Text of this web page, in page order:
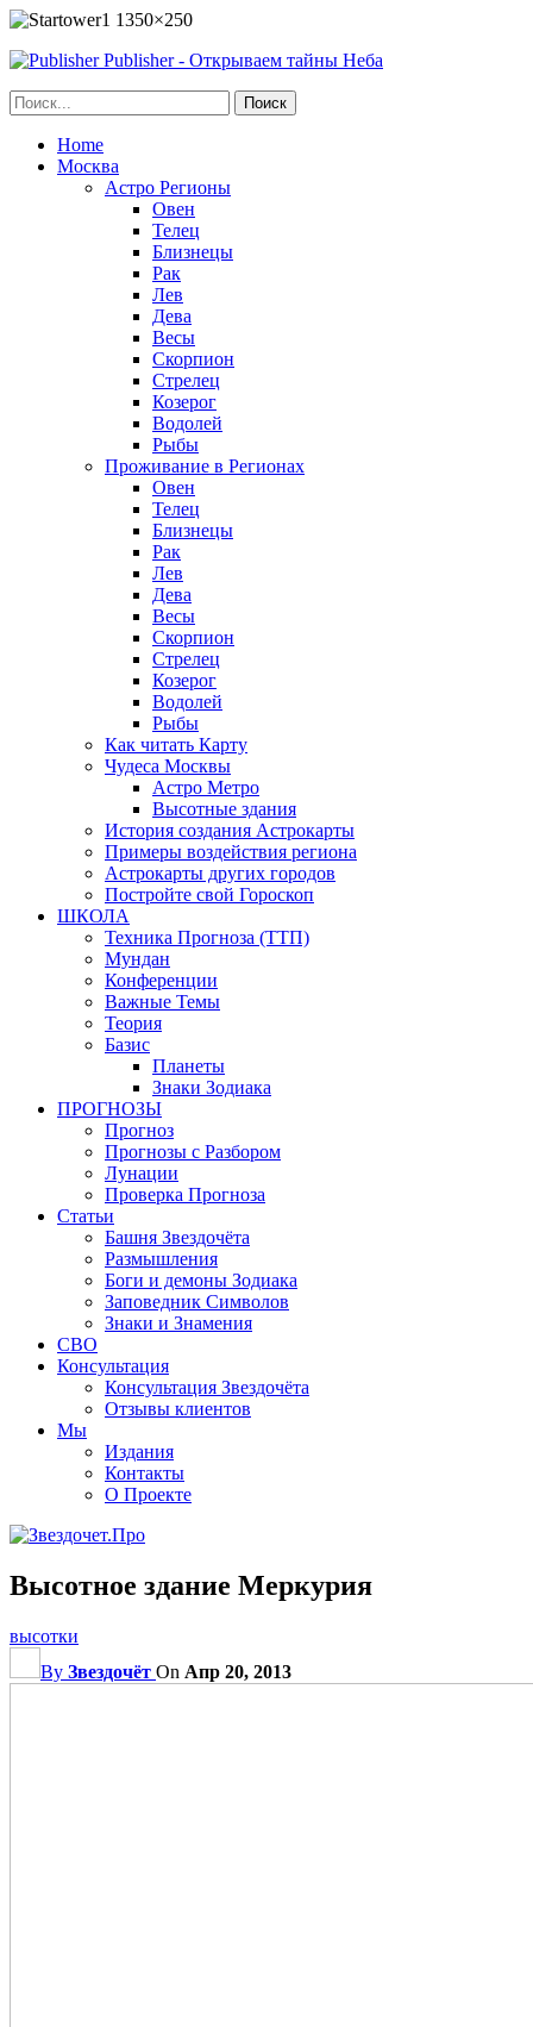
Publisher - Открываем тайны Неба
Home
Москва
Астро Регионы
Овен
Телец
Близнецы
Рак
Лев
Дева
Весы
Скорпион
Стрелец
Козерог
Водолей
Рыбы
Проживание в Регионах
Овен
Телец
Близнецы
Рак
Лев
Дева
Весы
Скорпион
Стрелец
Козерог
Водолей
Рыбы
Как читать Карту
Чудеса Москвы
Астро Метро
Высотные здания
История создания Астрокарты
Примеры воздействия региона
Астрокарты других городов
Постройте свой Гороскоп
ШКОЛА
Техника Прогноза (ТТП)
Мундан
Конференции
Важные Темы
Теория
Базис
Планеты
Знаки Зодиака
ПРОГНОЗЫ
Прогноз
Прогнозы с Разбором
Лунации
Проверка Прогноза
Статьи
Башня Звездочёта
Размышления
Боги и демоны Зодиака
Заповедник Символов
Знаки и Знамения
СВО
Консультация
Консультация Звездочёта
Отзывы клиентов
Мы
Издания
Контакты
О Проекте
Высотное здание Меркурия
высотки
By Звездочёт On Апр 20, 2013